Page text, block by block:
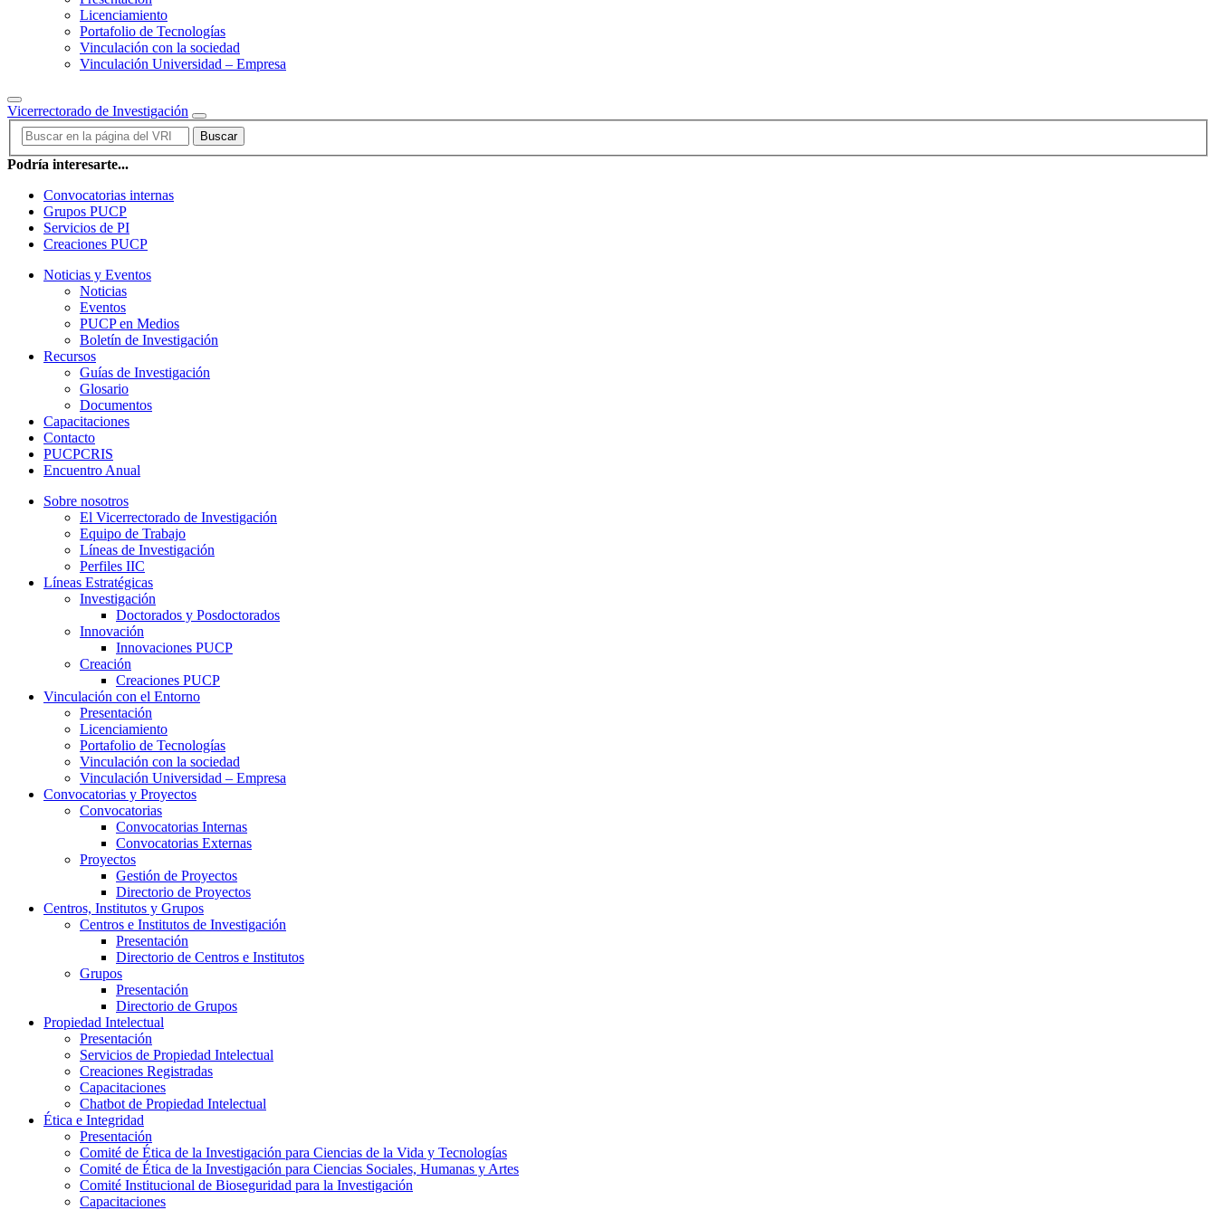
Licenciamiento
Portafolio de Tecnologías
Vinculación con la sociedad
Vinculación Universidad – Empresa
Vicerrectorado de Investigación
Buscar
Podría interesarte...
Convocatorias internas
Grupos PUCP
Servicios de PI
Creaciones PUCP
Noticias y Eventos
Noticias
Eventos
PUCP en Medios
Boletín de Investigación
Recursos
Guías de Investigación
Glosario
Documentos
Capacitaciones
Contacto
PUCPCRIS
Encuentro Anual
Sobre nosotros
El Vicerrectorado de Investigación
Equipo de Trabajo
Líneas de Investigación
Perfiles IIC
Líneas Estratégicas
Investigación
Doctorados y Posdoctorados
Innovación
Innovaciones PUCP
Creación
Creaciones PUCP
Vinculación con el Entorno
Presentación
Licenciamiento
Portafolio de Tecnologías
Vinculación con la sociedad
Vinculación Universidad – Empresa
Convocatorias y Proyectos
Convocatorias
Convocatorias Internas
Convocatorias Externas
Proyectos
Gestión de Proyectos
Directorio de Proyectos
Centros, Institutos y Grupos
Centros e Institutos de Investigación
Presentación
Directorio de Centros e Institutos
Grupos
Presentación
Directorio de Grupos
Propiedad Intelectual
Presentación
Servicios de Propiedad Intelectual
Creaciones Registradas
Capacitaciones
Chatbot de Propiedad Intelectual
Ética e Integridad
Presentación
Comité de Ética de la Investigación para Ciencias de la Vida y Tecnologías
Comité de Ética de la Investigación para Ciencias Sociales, Humanas y Artes
Comité Institucional de Bioseguridad para la Investigación
Capacitaciones